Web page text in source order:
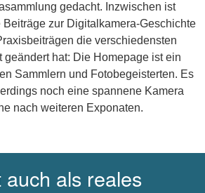
gedacht. Inzwischen ist
zur Digitalkamera-Geschichte
die verschiedensten
hat: Die Homepage ist ein
Sammlern und Fotobegeisterten. Es
noch eine spannene Kamera
nach weiteren Exponaten.
als reales